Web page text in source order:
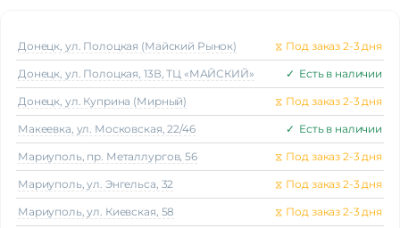
Количество ядер
8
2 ядра Cortex-A75 по 2,0 ГГц и 6 ядер
Cortex-A55 по 1,8 ГГц
Камера
Количество тыловых камер
2
Основная камера
50 + 8 МП
Разрешение фронт. камеры
8 Мп
Функции тыловой
HDR, Автофокус, Вспышка, Ночной
Донецк, ул. Полоцкая (Майский Рынок) ⧖ Под заказ 2-3 дня
Донецк, ул. Полоцкая, 13В, ТЦ «МАЙСКИЙ» ✓ Есть в наличии
Донецк, ул. Куприна (Мирный) ⧖ Под заказ 2-3 дня
Макеeвка, ул. Московская, 22/46 ✓ Есть в наличии
Мариуполь, пр. Металлургов, 56 ⧖ Под заказ 2-3 дня
Мариуполь, ул. Энгельса, 32 ⧖ Под заказ 2-3 дня
Мариуполь, ул. Киевская, 58 ⧖ Под заказ 2-3 дня